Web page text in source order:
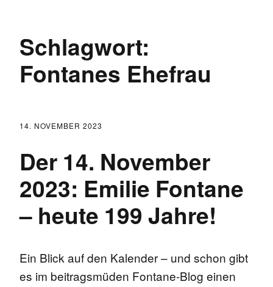
Schlagwort:
Fontanes Ehefrau
14. NOVEMBER 2023
Der 14. November
2023: Emilie Fontane
– heute 199 Jahre!
Ein Blick auf den Kalender – und schon gibt
es im beitragsmüden Fontane-Blog einen